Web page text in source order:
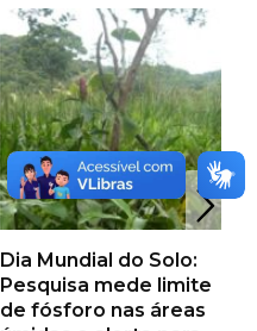
Dia Mundial do Solo:
Pesquisa mede limite
de fósforo nas áreas